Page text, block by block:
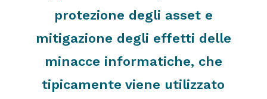
protezione degli asset e
mitigazione degli effetti delle
minacce informatiche, che
tipicamente viene utilizzato